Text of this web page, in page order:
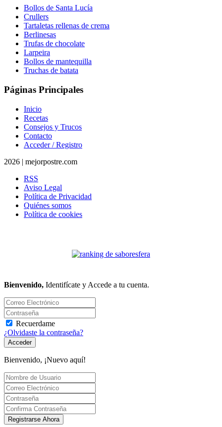
Bollos de Santa Lucía
Crullers
Tartaletas rellenas de crema
Berlinesas
Trufas de chocolate
Larpeira
Bollos de mantequilla
Truchas de batata
Páginas Principales
Inicio
Recetas
Consejos y Trucos
Contacto
Acceder / Registro
2026 | mejorpostre.com
RSS
Aviso Legal
Política de Privacidad
Quiénes somos
Política de cookies
Bienvenido, Identifícate y Accede a tu cuenta.
Recuerdame
¿Olvidaste la contraseña?
Acceder
Bienvenido, ¡Nuevo aquí!
Registrarse Ahora